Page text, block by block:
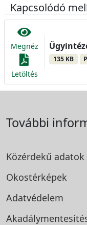
Kapcsolódó
Megnéz
Letöltés
135 KB
További
Közérdekű adatok
Okostérképek
Adatvédelem